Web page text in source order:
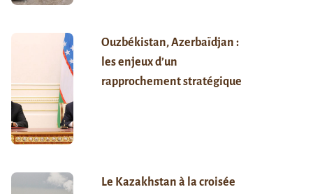
Ouzbékistan, Azerbaïdjan :
les enjeux d’un
rapprochement stratégique
Le Kazakhstan à la croisée